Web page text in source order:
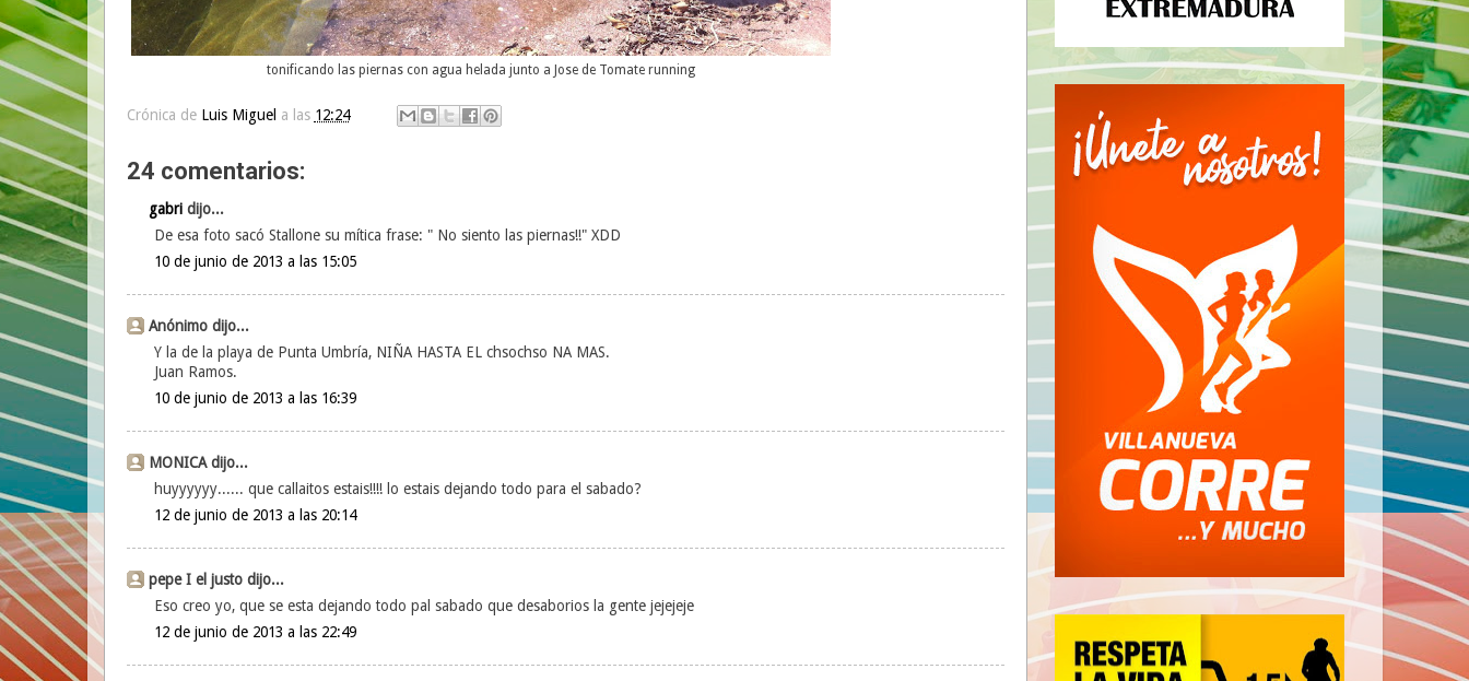
tonificando las piernas con agua helada junto a Jose de Tomate running
Crónica de Luis Miguel a las 12:24
24 comentarios:
gabridijo...
De esa foto sacó Stallone su mítica frase: " No siento las piernas!!" XDD
10 de junio de 2013 a las 15:05
Anónimo dijo...
Y la de la playa de Punta Umbría, NIÑA HASTA EL chsochso NA MAS.
Juan Ramos.
10 de junio de 2013 a las 16:39
MONICA dijo...
huyyyyyy...... que callaitos estais!!!! lo estais dejando todo para el sabado?
12 de junio de 2013 a las 20:14
pepe I el justo dijo...
Eso creo yo, que se esta dejando todo pal sabado que desaborios la gente jejejeje
12 de junio de 2013 a las 22:49